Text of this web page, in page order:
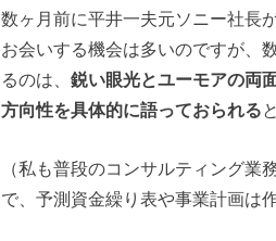
数ヶ月前に平井一夫元ソニー社長
お会いする機会は多いのですが、
るのは、 鋭い眼光とユーモアの両
方向性を具体的に語っておられる
（私も普段のコンサルティング
で、予測資金繰り表や事業計画は